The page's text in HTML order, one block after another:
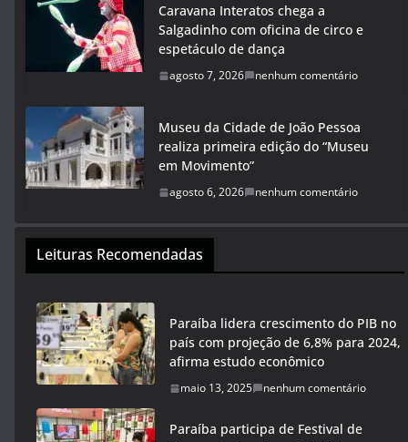
Caravana Interatos chega a
Salgadinho com oficina de circo e
espetáculo de dança
agosto 7, 2026 nenhum comentário
Museu da Cidade de João Pessoa
realiza primeira edição do “Museu
em Movimento”
agosto 6, 2026 nenhum comentário
Leituras Recomendadas
Paraíba lidera crescimento do PIB no
país com projeção de 6,8% para 2024,
afirma estudo econômico
maio 13, 2025 nenhum comentário
Paraíba participa de Festival de